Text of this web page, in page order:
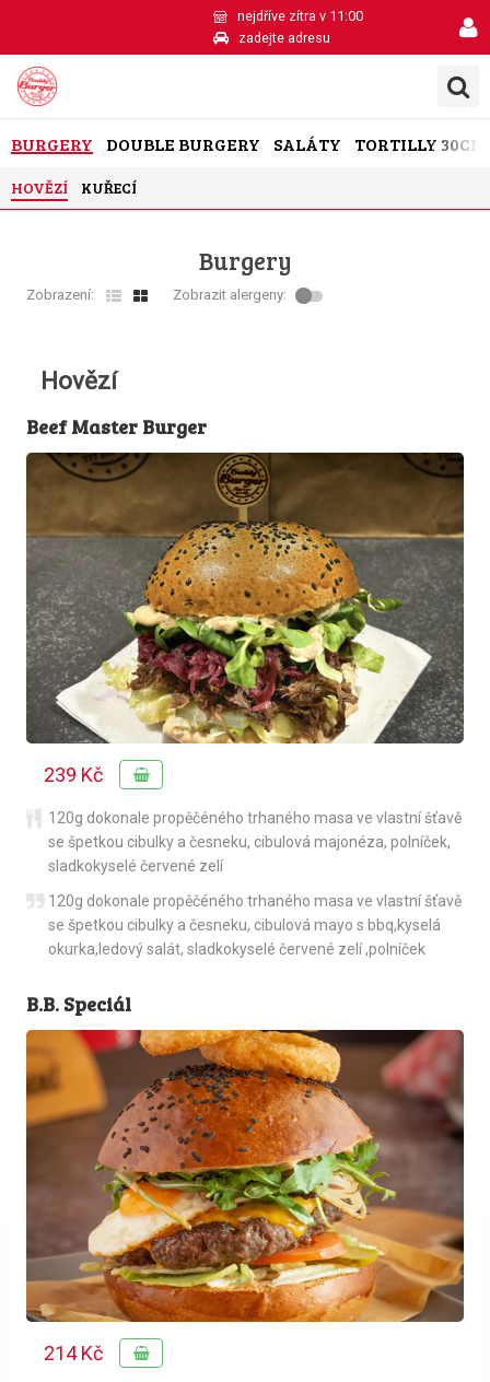
nejdříve zítra v 11:00
zadejte adresu
BURGERY DOUBLE BURGERY SALÁTY TORTILLY 30CM
HOVĚZÍ KUŘECÍ
Burgery
Zobrazení: Zobrazit alergeny:
Hovězí
Beef Master Burger
239 Kč
120g dokonale propěčéného trhaného masa ve vlastní šťavě
se špetkou cibulky a česneku, cibulová majonéza, polníček,
sladkokyselé červené zelí
120g dokonale propěčéného trhaného masa ve vlastní šťavě
se špetkou cibulky a česneku, cibulová mayo s bbq,kyselá
okurka,ledový salát, sladkokyselé červené zelí ,polníček
B.B. Speciál
214 Kč